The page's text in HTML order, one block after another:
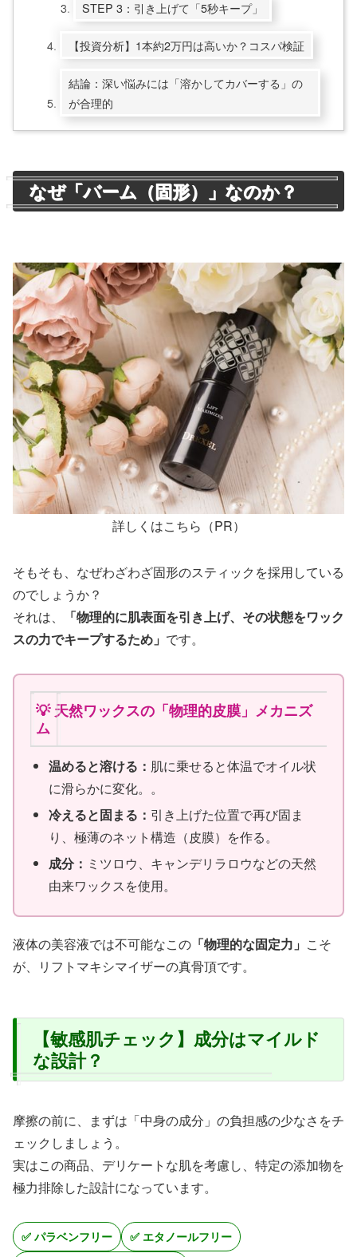
STEP 3：引き上げて「5秒キープ」
【投資分析】1本約2万円は高いか？コスパ検証
結論：深い悩みには「溶かしてカバーする」の
が合理的
なぜ「バーム（固形）」なのか？
詳しくはこちら（PR）
そもそも、なぜわざわざ固形のスティックを採用している
のでしょうか？
それは、
「物理的に肌表面を引き上げ、その状態をワック
スの力でキープするため」 です。
💡 天然ワックスの「物理的皮膜」メカニズ
ム
温めると溶ける： 肌に乗せると体温でオイル状
に滑らかに変化。。
冷えると固まる： 引き上げた位置で再び固ま
り、極薄のネット構造（皮膜）を作る。
成分： ミツロウ、キャンデリラロウなどの天然
由来ワックスを使用。
液体の美容液では不可能なこの 「物理的な固定力」 こそ
が、リフトマキシマイザーの真骨頂です。
【敏感肌チェック】成分はマイルド
な設計？
摩擦の前に、まずは「中身の成分」の負担感の少なさをチ
ェックしましょう。
実はこの商品、デリケートな肌を考慮し、特定の添加物を
極力排除した設計になっています。
✅ パラベンフリー
✅ エタノールフリー